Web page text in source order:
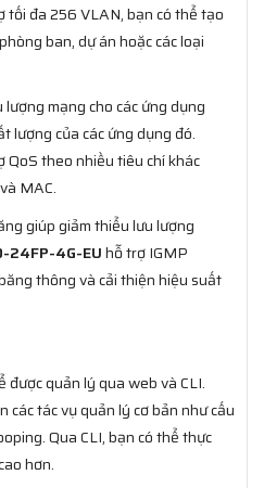
tối đa 256 VLAN, bạn có thể tạo
ban, dự án hoặc các loại
mạng cho các ứng dụng
lượng của các ứng dụng đó.
QoS theo nhiều tiêu chí khác
MAC.
giúp giảm thiểu lưu lượng
24FP-4G-EUhỗ trợ IGMP
thông và cải thiện hiệu suất
được quản lý qua web và CLI.
các tác vụ quản lý cơ bản như cấu
Qua CLI, bạn có thể thực
hơn.